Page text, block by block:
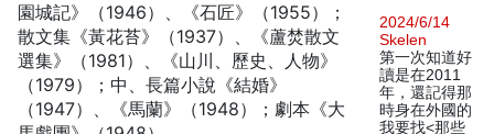
園城記》（1946）、《石匠》（1955）；
散文集《黃花苔》（1937）、《蘆焚散文
選集》（1981）、《山川、歷史、人物》
（1979）；中、長篇小說《結婚》
（1947）、《馬蘭》（1948）；劇本《大
2024/6/14
Skelen
第一次知道好
讀是在2011
年，還記得那
時身在外國的
我要找<那些